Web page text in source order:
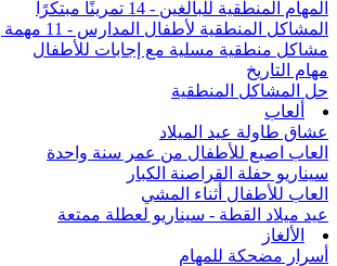
المهام المنطقية للبالغين - 14 تمرينًا مبتكرًا
المشاكل المنطقية لأطفال المدارس - 11 مهمة براعة
مشاكل منطقية مسلية مع إجابات للأطفال
مهام التاريخ
حل المشاكل المنطقية
ألعاب
عشاق طاولة عيد الميلاد
العاب اصبع للأطفال من عمر سنة واحدة
سيناريو حفلة القراصنة الكبار
العاب للأطفال أثناء المشي
عيد ميلاد القطة - سيناريو لعطلة ممتعة
الألغاز
أسرار مضحكة للمهام